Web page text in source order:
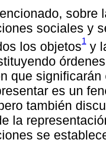
sobre
sociales y
los objetos1 y
que
es un
también
la
se